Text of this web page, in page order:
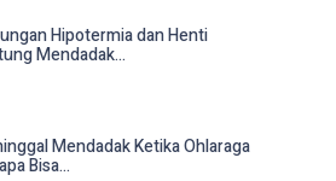
Hipotermia dan Henti
Mendadak...
Mendadak Ketika Ohlaraga
Bisa...